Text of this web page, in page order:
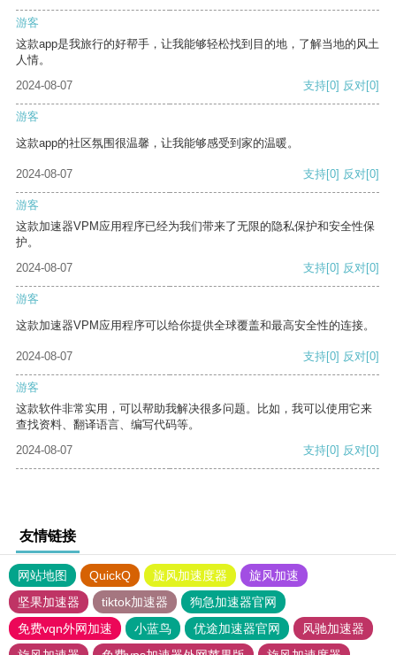
游客
这款app是我旅行的好帮手，让我能够轻松找到目的地，了解当地的风土
人情。
2024-08-07
支持[0] 反对[0]
游客
这款app的社区氛围很温馨，让我能够感受到家的温暖。
2024-08-07 支持[0] 反对[0]
游客
这款加速器VPM应用程序已经为我们带来了无限的隐私保护和安全性保
护。
2024-08-07
支持[0] 反对[0]
游客
这款加速器VPM应用程序可以给你提供全球覆盖和最高安全性的连接。
2024-08-07 支持[0] 反对[0]
游客
这款软件非常实用，可以帮助我解决很多问题。比如，我可以使用它来
查找资料、翻译语言、编写代码等。
2024-08-07
支持[0] 反对[0]
友情链接
网站地图 QuickQ 旋风加速度器
旋风加速
坚果加速器
tiktok加速器
狗急加速器官网
免费vqn外网加速
小蓝鸟 优途加速器官网
风驰加速器